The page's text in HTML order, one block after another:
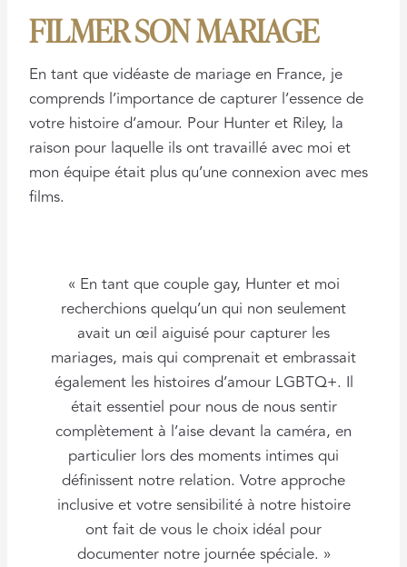
FILMER SON MARIAGE
En tant que vidéaste de mariage en France, je
comprends l’importance de capturer l’essence de
votre histoire d’amour. Pour Hunter et Riley, la
raison pour laquelle ils ont travaillé avec moi et
mon équipe était plus qu’une connexion avec mes
films.
« En tant que couple gay, Hunter et moi
recherchions quelqu’un qui non seulement
avait un œil aiguisé pour capturer les
mariages, mais qui comprenait et embrassait
également les histoires d’amour LGBTQ+. Il
était essentiel pour nous de nous sentir
complètement à l’aise devant la caméra, en
particulier lors des moments intimes qui
définissent notre relation. Votre approche
inclusive et votre sensibilité à notre histoire
ont fait de vous le choix idéal pour
documenter notre journée spéciale. »